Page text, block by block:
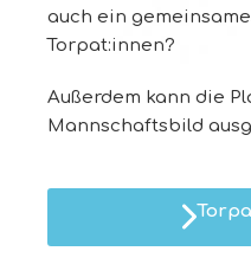
auch ein
Torpat:innen?
Außerdem kann die
Mannschaftsbild